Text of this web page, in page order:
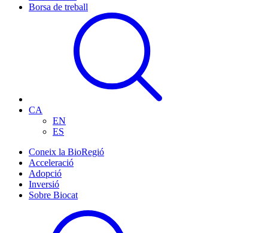
Borsa de treball
CA
EN
ES
Coneix la BioRegió
Acceleració
Adopció
Inversió
Sobre Biocat